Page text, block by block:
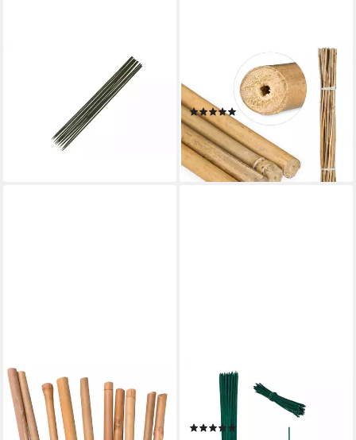
Rankhilfe Siena Garden
Pflanzstab grün 30 cm - 15
lieferbar - in 3-4 Werktagen bei dir
RELAXDAYS
Rankhilfe Bambusstäbe
105cm, natur
(2)
14,99 € UVP 29,99 €
-50%
lieferbar - in 2-3 Werktagen bei dir
UNUS GARDEN
Spalier Bambusstäbe 150cm,
Rankstäbe, Pflanzenstäbe
Bambus, 10 St., 10 Stück,
RELAXDAYS
Rankhilfe Grüne Pflanzstäbe
30 cm im 50er Set